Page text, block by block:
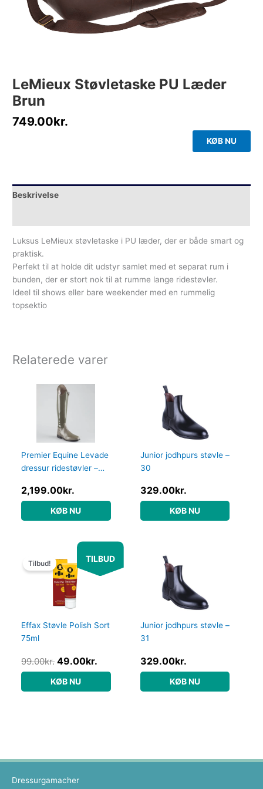
LeMieux Støvletaske PU Læder
Brun
749.00kr.
KØB NU
Beskrivelse
Luksus LeMieux støvletaske i PU læder, der er både smart og
praktisk.
Perfekt til at holde dit udstyr samlet med et separat rum i
bunden, der er stort nok til at rumme lange ridestøvler.
Ideel til shows eller bare weekender med en rummelig
topsektio
Relaterede varer
Premier Equine Levade
dressur ridestøvler –
2,199.00kr.
KØB NU
Junior jodhpurs støvle –
30
329.00kr.
KØB NU
TILBUD
Tilbud!
Effax Støvle Polish Sort
75ml
99.00kr.
oprindelige
pris
var:
99.00kr..
49.00kr.
aktuelle
pris
KØB NU
Junior jodhpurs støvle –
31
329.00kr.
KØB NU
Dressurgamacher